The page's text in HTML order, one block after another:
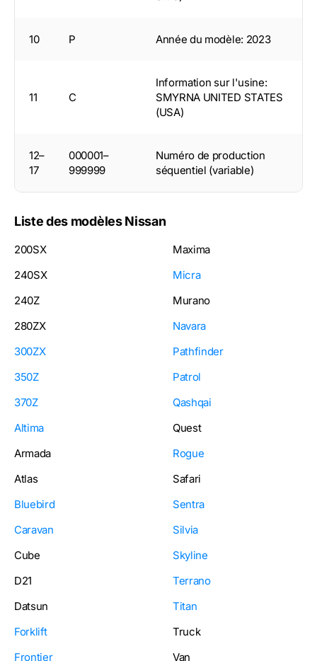
10 P Année du modèle: 2023
11 C
Information sur l'usine:
SMYRNA UNITED STATES
(USA)
12–
17
000001–
999999
Numéro de production
séquentiel (variable)
Liste des modèles Nissan
200SX
240SX
240Z
280ZX
300ZX
350Z
370Z
Altima
Armada
Atlas
Bluebird
Caravan
Cube
D21
Datsun
Forklift
Frontier
Maxima
Micra
Murano
Navara
Pathfinder
Patrol
Qashqai
Quest
Rogue
Safari
Sentra
Silvia
Skyline
Terrano
Titan
Truck
Van